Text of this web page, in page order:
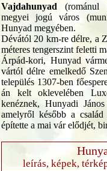
Vajdahunyad (románul
megyei jogú város
Hunyad megyében.
Dévától 20 km-re délre, a
méteres tengerszint feletti
Árpád-kori, Hunyad
vártól délre emelkedő
település 1307-ben
án kelt oklevelében
kenéznek, Hunyadi
amelyről később a
építette a mai vár elődjét,
leírás, képek,